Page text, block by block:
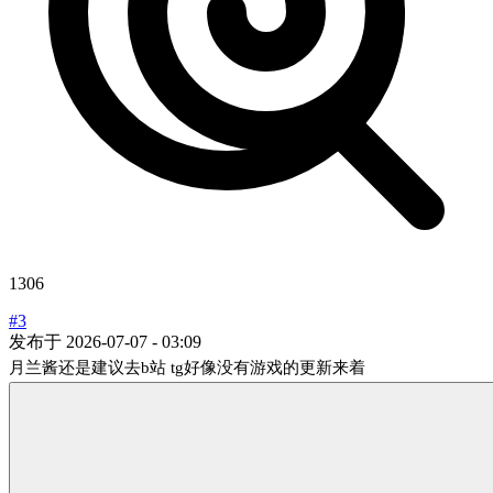
1306
#3
发布于 2026-07-07 - 03:09
月兰酱还是建议去b站 tg好像没有游戏的更新来着